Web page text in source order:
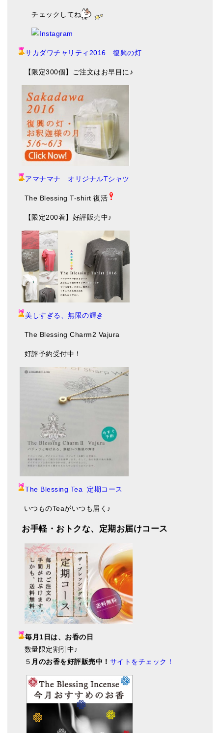
チェックしてね
サカダワチャリティ2016 復興の灯
【限定300個】ご注文はお早目に♪
アマナマナ オリジナルTシャツ
The Blessing T-shirt 復活
【限定200着】好評販売中♪
美しすぎる、無限の輝き
The Blessing Charm2 Vajura
好評予約受付中！
The Blessing Tea 定期コース
いつものTeaがいつも届く♪
お手軽・おトクな、定期お届けコース
毎月1日は、お香の日
数量限定割引中♪
５ 月のお香を好評販売中！ サイトをチェック！